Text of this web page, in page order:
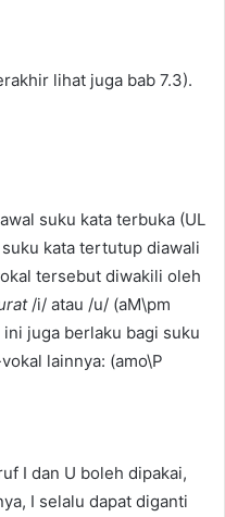
lihat juga bab 7.3).
suku kata terbuka (UL
kata tertutup diawali
tersebut diwakili oleh
/i/ atau /u/ (aM\pm
ini juga berlaku bagi suku
lainnya: (amo\P
I dan U boleh dipakai,
I selalu dapat diganti